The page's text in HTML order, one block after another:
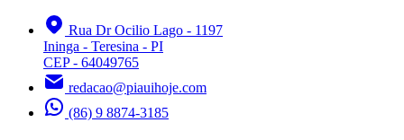
Rua Dr Ocilio Lago - 1197
Ininga - Teresina - PI
CEP - 64049765
redacao@piauihoje.com
(86) 9 8874-3185